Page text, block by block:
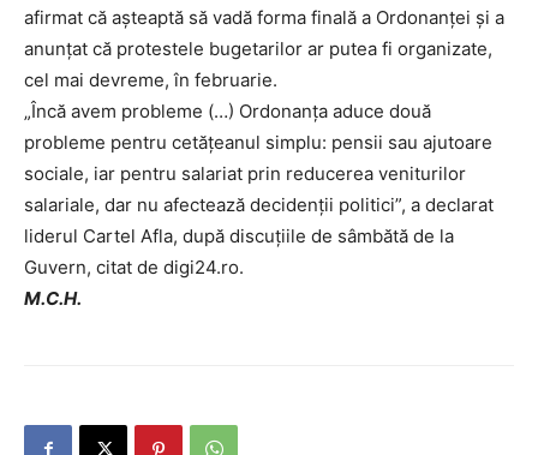
afirmat că așteaptă să vadă forma finală a Ordonanței și a
anunțat că protestele bugetarilor ar putea fi organizate,
cel mai devreme, în februarie.
„Încă avem probleme (…) Ordonanța aduce două
probleme pentru cetățeanul simplu: pensii sau ajutoare
sociale, iar pentru salariat prin reducerea veniturilor
salariale, dar nu afectează decidenții politici”, a declarat
liderul Cartel Afla, după discuțiile de sâmbătă de la
Guvern, citat de digi24.ro.
M.C.H.